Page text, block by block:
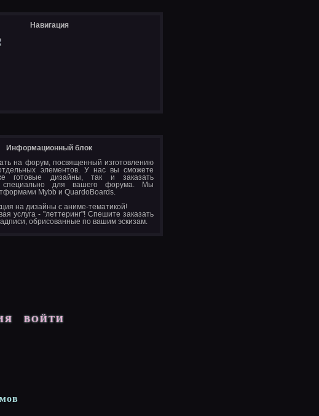
Навигация
Информационный блок
на форум, посвященный изготовлению
элементов. У нас вы сможете
готовые дизайны, так и заказать
специально для вашего форума. Мы
Mybb и QuardoBoards.
на дизайны с аниме-тематикой!
услуга - "леттеринг"! Спешите заказать
обрисованные по вашим эскизам.
ВОЙТИ